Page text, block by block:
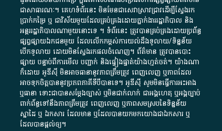
ជា​សាធារណៈ​។​ គេហទំព័រ​នេះ​ មិនមែន​ជា​សេវា​ស្រាវជ្រាវ​ដើម្បី​ស្វែងរក
ប្រាក់​កម្រៃ​ ឬ​ ជា​វិស័យ​មួយ​ដែល​គ្រប់គ្រង​ដោយ​ភ្នាក់ងារ​រដ្ឋាភិបាល​ និង ​
អន្តររដ្ឋាភិបាល​ណាមួយ​នោះ​ទេ ​។​ ទំព័រ​នេះ​ ត្រូវ​បាន​គ្រប់គ្រង​ដោយ​ប្រព័ន្ធ​
ផ្សព្វផ្សាយ​ឯកជន​មួយ​ ដែល​លើកកម្ពស់​ការ​យល់​ដឹង​ទូលាយ​/​ទិន្នន័យ​
បើក​ទូលាយ​ ដោយ​មិនស្វែង​រក​ផល​ចំណេញ​។​ ព័ត៌មាន​ ត្រូវ​បាន​បោះ
ផ្សាយ​ បន្ទាប់​ពី​ការ​មើល​ បញ្ជាក់​ និង​ផ្ទៀងផ្ទាត់​យ៉ាង​ហ្មត់ចត់​។​ យ៉ាងណា​
ក៏​ដោយ​ អូ​ឌី​ស៊ី​ មិន​អាច​ធានា​នូវ​ភាព​ត្រឹមត្រូវ​ ពេញលេញ​ ឬ​ភាព​ដែល​
អាច​ទុកចិត្ត​បាននូវ​ប្រភព​ភាគី​ទី​បី​បាន​ទេ​។​ អូ​ឌី​ស៊ី​ សូម​មិន​ធ្វើការ​អះអាង​
ឬ​ធានា​ ទោះជា​បាន​សម្តែង​ច្បាស់​ ឬ​មិន​ជាក់លាក់​ ជា​អង្គហេតុ​ ឬ​អង្គច្បាប់​
ពាក់ព័ន្ធ​ទៅ​នឹង​ភាព​ត្រឹមត្រូវ​ ពេញលេញ​ ឬ​ភាព​សម​ស្រប​នៃ​ទិន្នន័យ​
ស្នាដៃ​ ឬ​ ឯកសារ​ ដែល​មាន​ ឬ​ដែល​បាន​យក​មក​យោង​ជា​ឯកសារ​ ឬ​
ដែល​បាន​ផ្តល់​ឲ្យ​។